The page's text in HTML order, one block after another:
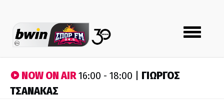
Toggle
navigation
NOW ON AIR16:00 - 18:00 | ΓΙΩΡΓΟΣ
ΤΣΑΝΑΚΑΣ